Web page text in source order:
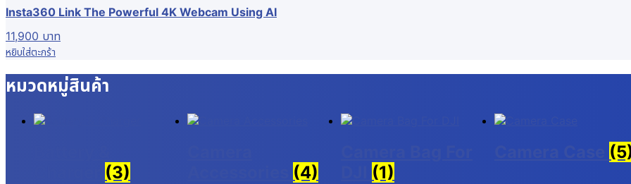
Insta360 Link The Powerful 4K Webcam Using AI
11,900 บาท
หยิบใส่ตะกร้า
หมวดหมู่สินค้า
(3) (4) (1)